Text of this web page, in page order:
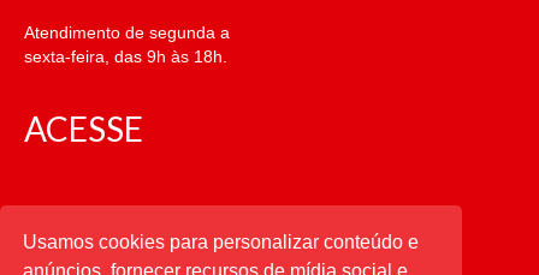
Atendimento de segunda a
sexta-feira, das 9h às 18h.
ACESSE
CATEGORIAS
Usamos cookies para personalizar conteúdo e
anúncios, fornecer recursos de mídia social e